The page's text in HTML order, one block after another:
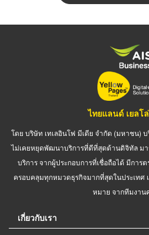
ไทยแลนด์ เยลโ
โดย บริษัท เทเลอินโฟ มีเดีย จำกัด (มหาชน) บ
ไม่เคยหยุดพัฒนาบริการที่ดีที่สุดด้านดิจิทัล มา
บริการ จากผู้ประกอบการที่เชื่อถือได้ มีการ
ครอบคลุมทุกหมวดธุรกิจมากที่สุดในประเทศ
หมาย จากทีมงา
เกี่ยวกับเรา